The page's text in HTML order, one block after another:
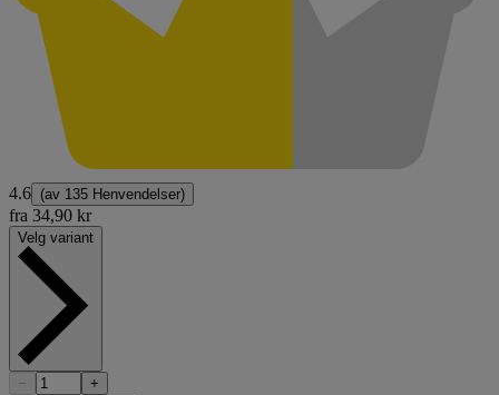
4.6 (av 135 Henvendelser)
fra 34,90 kr
Velg variant
−
+